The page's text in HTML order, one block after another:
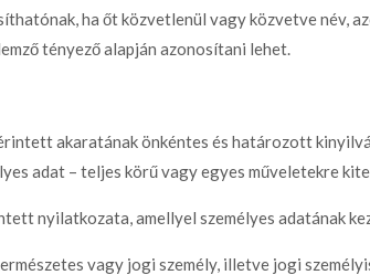
ha őt közvetlenül vagy közvetve név,
tényező alapján azonosítani lehet.
akaratának önkéntes és határozott
adat – teljes körű vagy egyes műveletekre
nyilatkozata, amellyel személyes adatának
vagy jogi személy, illetve jogi